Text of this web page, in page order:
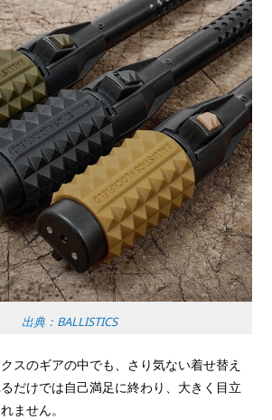
出典：BALLISTICS
スのギアの中でも、さり気ない着せ替え
だけでは自己満足に終わり、大きく目立
ません。